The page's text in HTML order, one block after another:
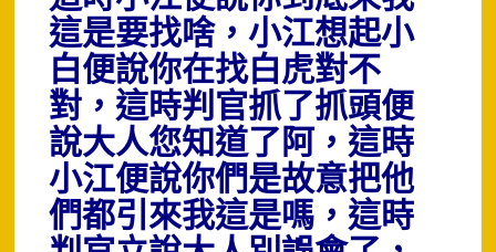
這是要找啥，小江想起小
白便說你在找白虎對不
對，這時判官抓了抓頭便
說大人您知道了阿，這時
小江便說你們是故意把他
們都引來我這是嗎，這時